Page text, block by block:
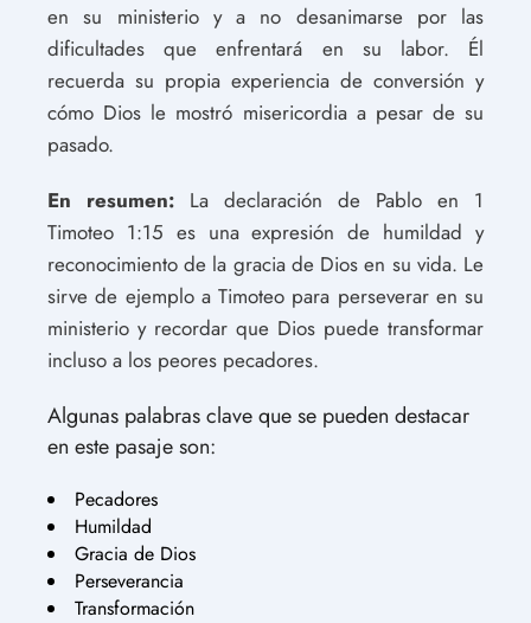
en su ministerio y a no desanimarse por las
dificultades que enfrentará en su labor. Él
recuerda su propia experiencia de conversión y
cómo Dios le mostró misericordia a pesar de su
pasado.
En resumen: La declaración de Pablo en 1
Timoteo 1:15 es una expresión de humildad y
reconocimiento de la gracia de Dios en su vida. Le
sirve de ejemplo a Timoteo para perseverar en su
ministerio y recordar que Dios puede transformar
incluso a los peores pecadores.
Algunas palabras clave que se pueden destacar
en este pasaje son:
Pecadores
Humildad
Gracia de Dios
Perseverancia
Transformación